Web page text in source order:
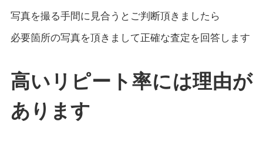
写真を撮る手間に見合うとご判断頂きましたら
必要箇所の写真を頂きまして正確な査定を回答します
高いリピート率には理由が
あります